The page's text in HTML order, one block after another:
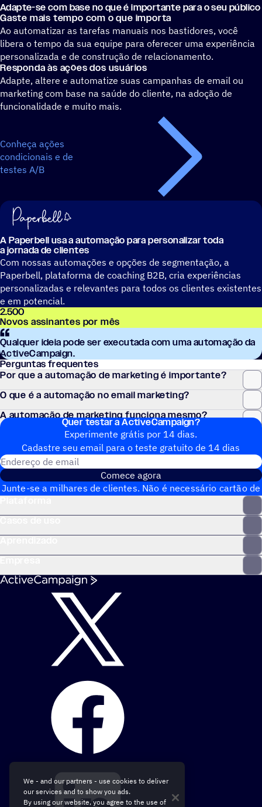
Adapte-se com base no que é importante para o seu público
Gaste mais tempo com o que importa
Ao automatizar as tarefas manuais nos bastidores, você
libera o tempo da sua equipe para oferecer uma experiência
personalizada e de construção de relacionamento.
Responda às ações dos usuários
Adapte, altere e automatize suas campanhas de email ou
marketing com base na saúde do cliente, na adoção de
funcionalidade e muito mais.
Conheça ações
condicionais e de
testes A/B
A Paperbell usa a automação para personalizar toda
a jornada de clientes
Com nossas automações e opções de segmentação, a
Paperbell, plataforma de coaching B2B, cria experiências
personalizadas e relevantes para todos os clientes existentes
e em potencial.
2.500
Novos assinantes por mês
Qualquer ideia pode ser executada com uma automação da
ActiveCampaign.
Perguntas frequentes
Por que a automação de marketing é importante?
O que é a automação no email marketing?
A automação de marketing funciona mesmo?
Quer testar a ActiveCampaign?
Experimente grátis por 14 dias.
Cadastre seu email para o teste gratuito de 14 dias
Comece agora
Junte-se a milhares de clientes. Não é necessário cartão de
We - and our partners - use cookies to deliver
our services and to show you ads.
By using our website, you agree to the use of